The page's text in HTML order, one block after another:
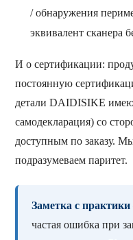
/ обнаружения
эквивалент сканера
И о сертификации:
постоянную
детали DAIDISIKE
самодекларация) со
доступным по заказу.
подразумеваем паритет.
Заметка с
частая ошибка при